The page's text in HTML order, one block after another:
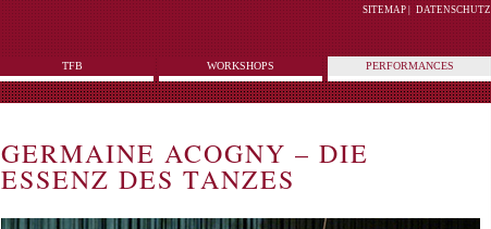
SITEMAP| DATENSCHUTZ
TFB WORKSHOPS PERFORMANCES
GERMAINE ACOGNY – DIE
ESSENZ DES TANZES